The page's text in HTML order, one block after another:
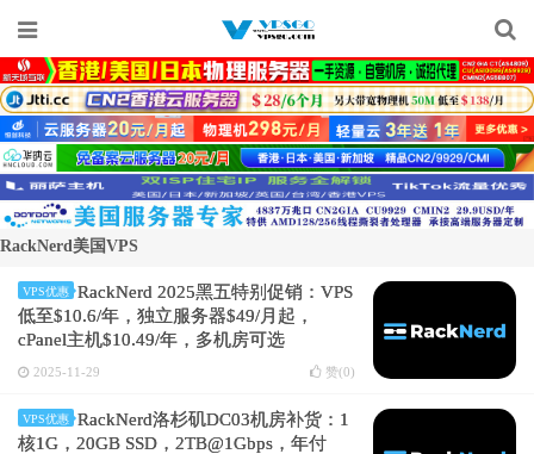
RackNerd美国VPS
VPS优惠
RackNerd 2025黑五特别促销：VPS
低至$10.6/年，独立服务器$49/月起，
cPanel主机$10.49/年，多机房可选
2025-11-29 赞(0)
VPS优惠
RackNerd洛杉矶DC03机房补货：1
核1G，20GB SSD，2TB@1Gbps，年付